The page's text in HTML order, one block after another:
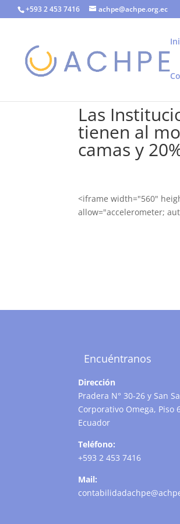
+593 2 453 7416 achpe@achpe.org.ec
Las
tienen al
camas y
<iframe width="560"
allow="accelerometer;
Encuéntranos
Dirección
Pradera N° 30-26 y San
Corporativo Omega, Piso
Ecuador
Teléfono:
+593 2 453 7416
Mail: